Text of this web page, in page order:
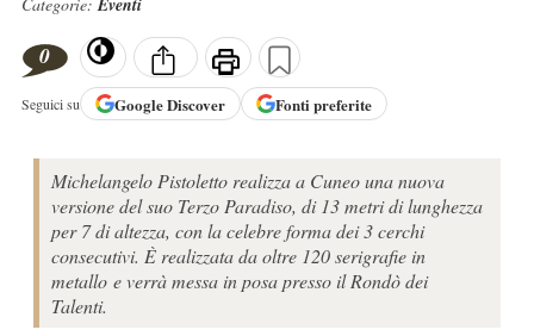
Eventi
0
Seguici su GoogleDiscover Fonti preferite
Michelangelo Pistoletto realizza a Cuneo una nuova
versione del suo Terzo Paradiso, di 13 metri di lunghezza
per 7 di altezza, con la celebre forma dei 3 cerchi
consecutivi. È realizzata da oltre 120 serigrafie in
metallo e verrà messa in posa presso il Rondò dei
Talenti.